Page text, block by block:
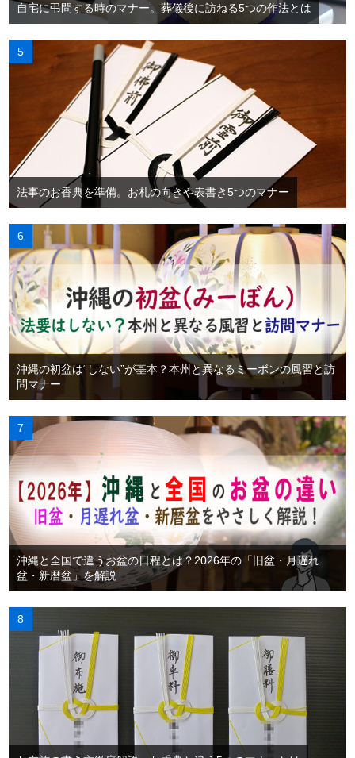
自宅に弔問する時のマナー。葬儀後に訪ねる5つの作法とは
法事のお香典を準備。お札の向きや表書き5つのマナー
沖縄の初盆は“しない”が基本？本州と異なるミーボンの風習と訪
問マナー
沖縄と全国で違うお盆の日程とは？2026年の「旧盆・月遅れ
盆・新暦盆」を解説